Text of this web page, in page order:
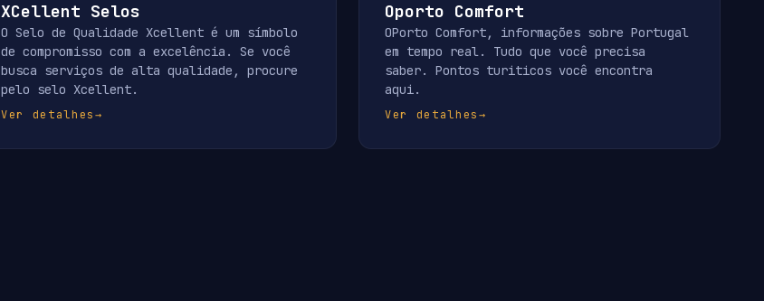
XCellent Selos
O Selo de Qualidade Xcellent é um símbolo
de compromisso com a excelência. Se você
busca serviços de alta qualidade, procure
pelo selo Xcellent.
Ver detalhes→
Oporto Comfort
OPorto Comfort, informações sobre Portugal
em tempo real. Tudo que você precisa
saber. Pontos turiticos você encontra
aqui.
Ver detalhes→